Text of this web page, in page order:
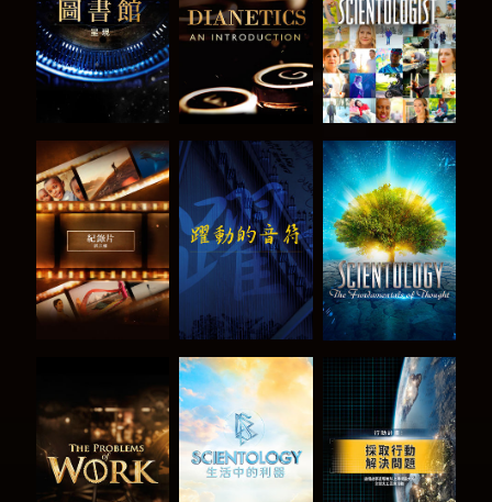
探索系列節目 觀看 探索系列節目
探索系列節目 探索系列節目 觀看